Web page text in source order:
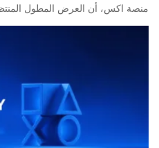
منصة اكس، أن العرض المطول